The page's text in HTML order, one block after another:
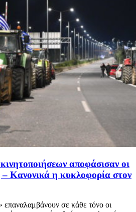
αποφάσισαν οι
– Κανονικά η κυκλοφορία στον
επαναλαμβάνουν σε κάθε τόνο οι